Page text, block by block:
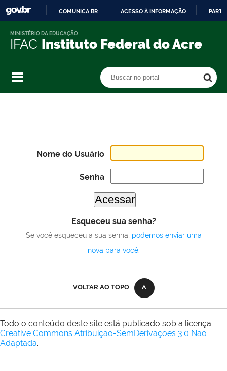
O
COMUNICA BR ACESSO À INFORMAÇÃO
IFAC Instituto Federal do Acre
MINISTÉRIO DA EDUCAÇÃO
Buscar no portal
Nome do Usuário
Senha
Esqueceu sua senha?
Se você esqueceu a sua senha, podemos enviar uma
nova para você.
VOLTAR AO TOPO
Todo o conteúdo deste site está publicado sob a licença
Creative Commons Atribuição-SemDerivações 3.0 Não
Adaptada.